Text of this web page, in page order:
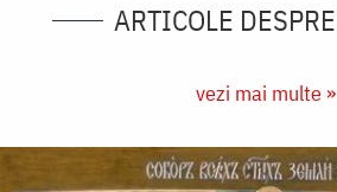
ARTICOLE
vezi mai multe »